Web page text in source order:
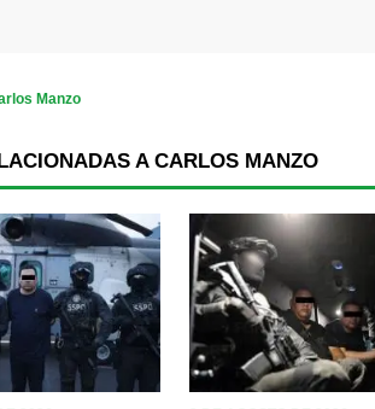
Manzo
A CARLOS MANZO